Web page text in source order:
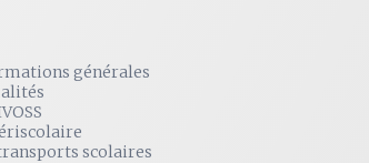
générales
scolaires